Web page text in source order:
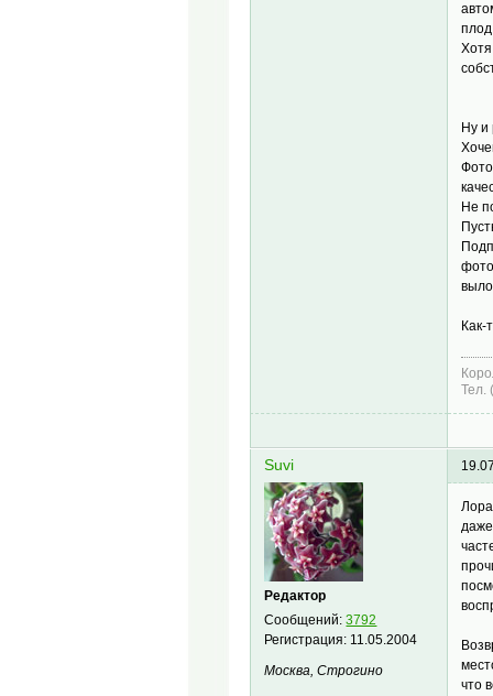
Ну и
Не
Как-
Тел.
Suvi
Редактор
Сообщений:3792
Регистрация: 11.05.2004
Москва, Строгино
что